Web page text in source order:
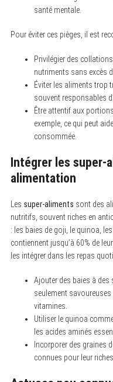
santé mentale.
Pour éviter ces pièges, il est
Privilégier des
nutriments sans excès
Éviter les aliments trop
souvent responsables
Être attentif aux
exemple, ce qui peut
consommée.
Intégrer les super-
alimentation
Les super-aliments sont des
nutritifs, souvent riches en
: les baies de goji, le quinoa,
contiennent jusqu’à 60% de
les intégrer dans les repas
Ajouter des baies à
seulement
vitamines.
Utiliser le quinoa
les acides aminés
Incorporer des graines
connues pour leur